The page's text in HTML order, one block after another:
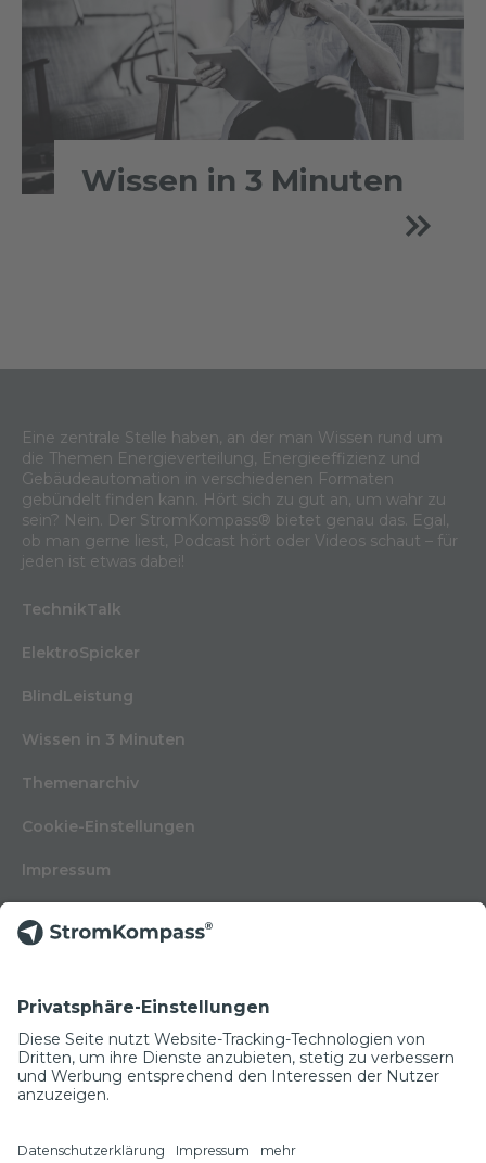
Wissen in 3 Minuten
Eine zentrale Stelle haben, an der man Wissen rund um
die Themen Energieverteilung, Energieeffizienz und
Gebäudeautomation in verschiedenen Formaten
gebündelt finden kann. Hört sich zu gut an, um wahr zu
sein? Nein. Der StromKompass® bietet genau das. Egal,
ob man gerne liest, Podcast hört oder Videos schaut – für
jeden ist etwas dabei!
TechnikTalk
ElektroSpicker
BlindLeistung
Wissen in 3 Minuten
Themenarchiv
Cookie-Einstellungen
Impressum
Kontakt
Glossar